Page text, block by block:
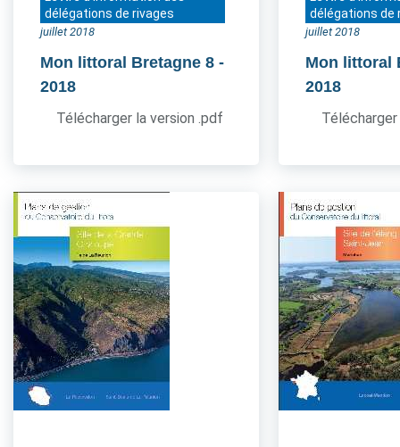
délégations de rivages
juillet 2018
Mon littoral Bretagne 8 -
2018
Télécharger la version .pdf
délégations de
juillet 2018
Mon littoral
2018